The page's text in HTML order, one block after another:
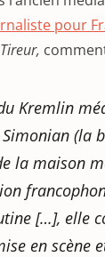
pour
Kremlin
(la
la maison
[…], elle
en scène